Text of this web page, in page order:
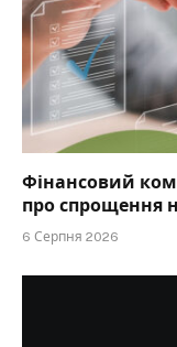
Фінансовий
про спрощення
6 Серпня 2026